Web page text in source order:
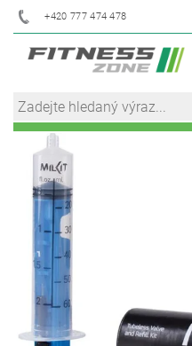
+420 777 474 478